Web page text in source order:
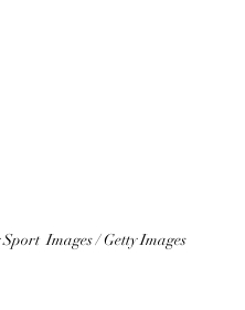
Images / Getty Images